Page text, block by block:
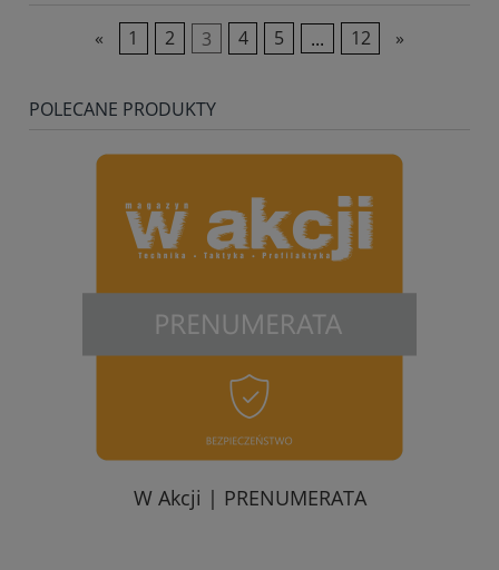
« 1 2 3 4 5 ... 12 »
POLECANE PRODUKTY
W Akcji | PRENUMERATA